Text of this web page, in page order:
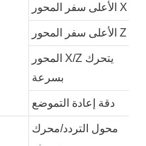
الأعلى سفر المحور X
الأعلى سفر المحور Z
المحور X/Z يتحرك
بسرعة
دقة إعادة التموضع
محول التردد/محرك